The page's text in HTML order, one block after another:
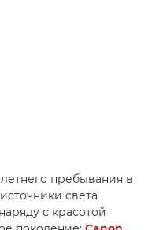
пребывания в
света
с красотой